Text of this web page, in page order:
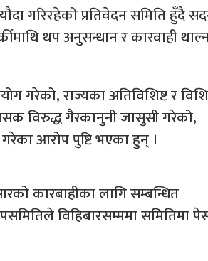
गरिरहेको प्रतिवेदन समिति हुँदै
थप अनुसन्धान र कारवाही
राज्यका अतिविशिष्ट र
विरुद्ध गैरकानुनी जासुसी गरेको,
आरोप पुष्टि भएका हुन् ।
कारबाहीका लागि सम्बन्धित
विहिबारसम्ममा समितिमा